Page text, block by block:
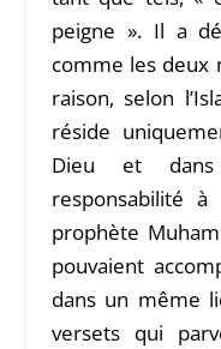
peigne ». Il a
comme les deux
raison, selon
réside
Dieu et
responsabilité
prophète
pouvaient
dans un même
versets qui